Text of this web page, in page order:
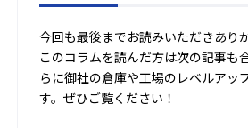
今回も最後までお読みいただきあり
このコラムを読んだ方は次の記事も
らに御社の倉庫や工場のレベルアッ
す。ぜひご覧ください！